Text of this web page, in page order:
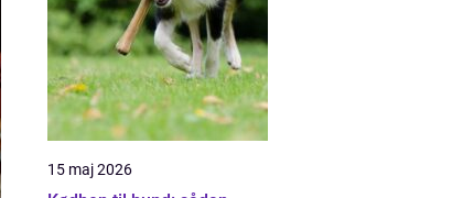
15 maj 2026